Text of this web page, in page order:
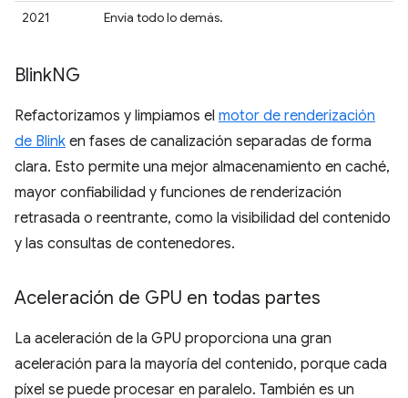
2021
Envía todo lo demás.
BlinkNG
Refactorizamos y limpiamos el motor de renderización
de Blink en fases de canalización separadas de forma
clara. Esto permite una mejor almacenamiento en caché,
mayor confiabilidad y funciones de renderización
retrasada o reentrante, como la visibilidad del contenido
y las consultas de contenedores.
Aceleración de GPU en todas partes
La aceleración de la GPU proporciona una gran
aceleración para la mayoría del contenido, porque cada
píxel se puede procesar en paralelo. También es un